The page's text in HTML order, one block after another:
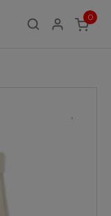
0
ITEMS